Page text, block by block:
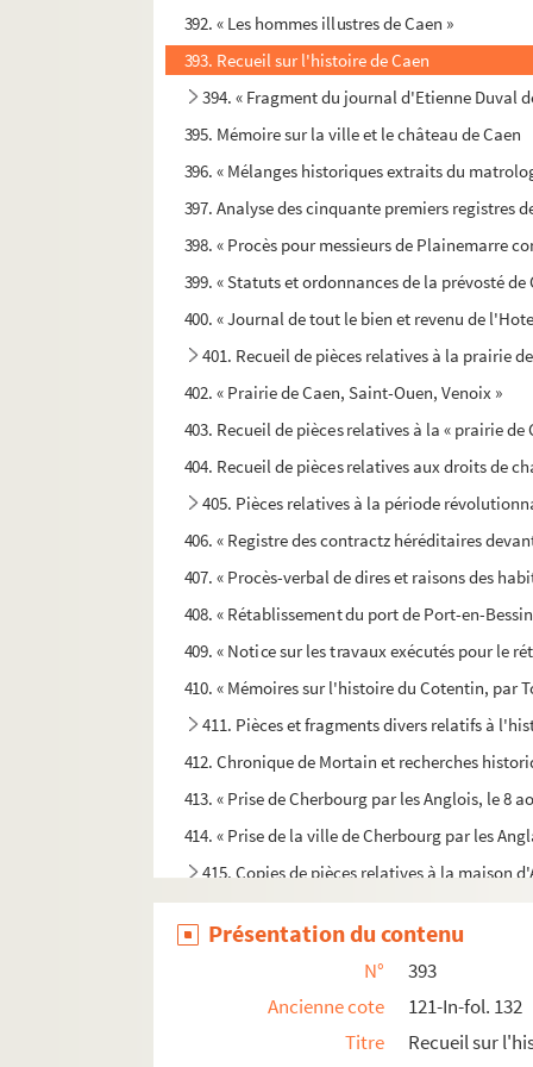
392. « Les hommes illustres de Caen »
393. Recueil sur l'histoire de Caen
394. « Fragment du journal d'Etienne Duval
395. Mémoire sur la ville et le château de Caen
396. « Mélanges historiques extraits du
397. Analyse des cinquante premiers registres
398. « Procès pour messieurs de Plainemarre
399. « Statuts et ordonnances de la prévosté
400. « Journal de tout le bien et revenu de
401. Recueil de pièces relatives à la prairie
402. « Prairie de Caen, Saint-Ouen, Venoix »
403. Recueil de pièces relatives à la « prairie
404. Recueil de pièces relatives aux droits de
405. Pièces relatives à la période
406. « Registre des contractz héréditaires
407. « Procès-verbal de dires et raisons des
408. « Rétablissement du port de Port-en-
409. « Notice sur les travaux exécutés pour le
410. « Mémoires sur l'histoire du Cotentin, par
411. Pièces et fragments divers relatifs à
412. Chronique de Mortain et recherches
413. « Prise de Cherbourg par les Anglois, le 8
414. « Prise de la ville de Cherbourg par les
415. Copies de pièces relatives à la maison
416. Notes manuscrites de M. Jean-Achille
417. « Éboulement du puits de Saint-Hilaire.
418. « Mémoire sur la Flandre Flamingante »
419. « Annales regum Angliae »
420. « Noblesse et seigneurie ; leur vie intime
Présentation du contenu
N°
393
Ancienne cote
121-In-fol. 132
Titre
Recueil sur